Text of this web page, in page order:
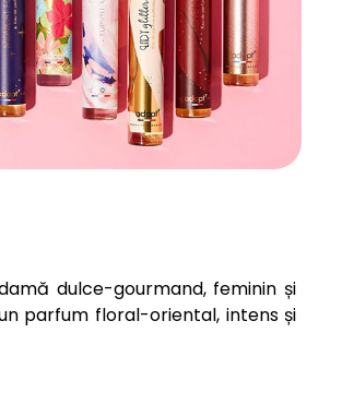
dulce-gourmand, feminin și
parfum floral-oriental, intens și